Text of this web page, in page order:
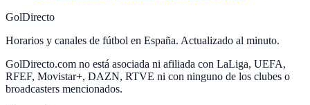
GolDirecto
Horarios y canales de fútbol en España. Actualizado al minuto.
GolDirecto.com no está asociada ni afiliada con LaLiga, UEFA,
RFEF, Movistar+, DAZN, RTVE ni con ninguno de los clubes o
broadcasters mencionados.